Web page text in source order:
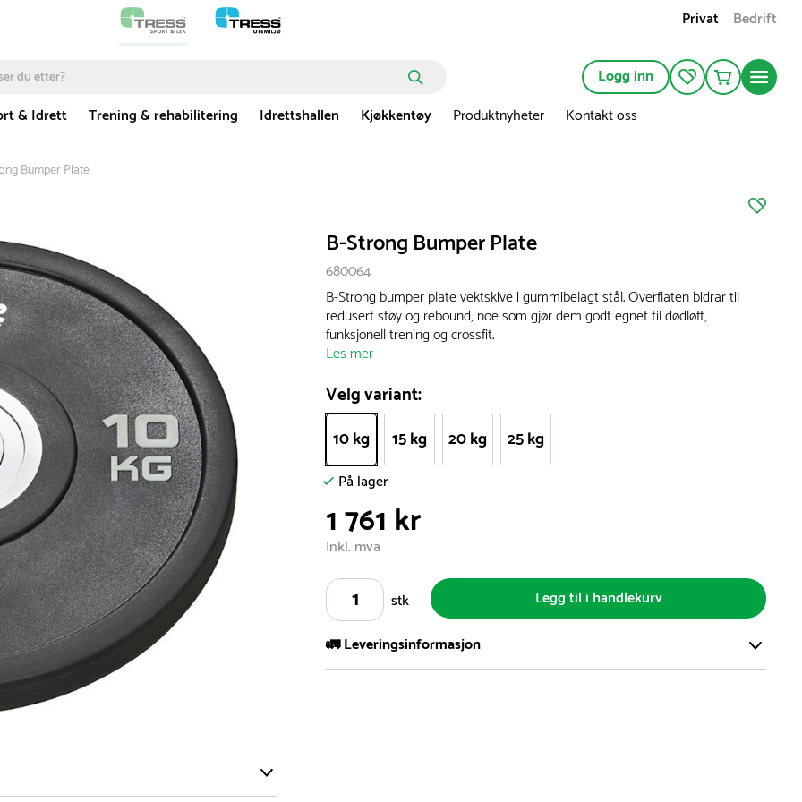
Privat Bedrift
Logg inn
& Idrett Trening & rehabilitering Idrettshallen Kjøkkentøy Produktnyheter Kontakt oss
Bumper Plate
B-Strong Bumper Plate
680064
B-Strong bumper plate vektskive i gummibelagt stål. Overflaten bidrar til
redusert støy og rebound, noe som gjør dem godt egnet til dødløft,
funksjonell trening og crossfit.
Les mer
Velg variant:
10 kg 15 kg 20 kg 25 kg
På lager
1 761 kr
Inkl. mva
stk
Legg til i handlekurv
🚛 Leveringsinformasjon